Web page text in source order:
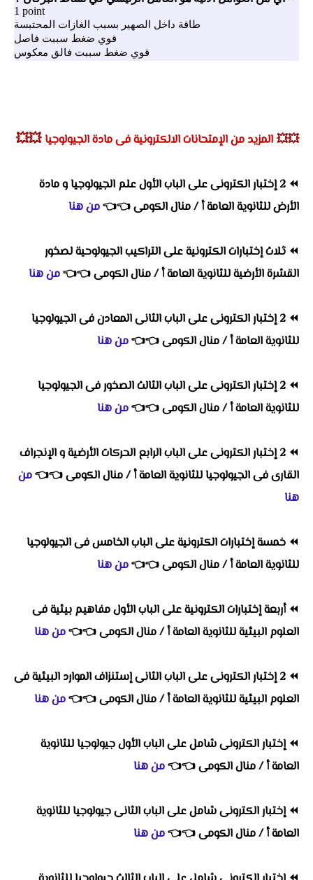
💥💥 المزيد من الإمتحانات الالكترونية فى مادة الجيولوجيا 💥💥
⏪
2 إختبار الكترونى على الباب الأول علم الجيولوجيا و مادة
الأرض للثانوية العامة أ / منال الكومى👈
👈من هنا
⏪ ثلاث إختبارات الكترونية على التراكيب الجيولوحية لصخور
القشرة الأرضية للثانوية العامة أ / منال الكومى👈
👈من هنا
⏪
2 إختبار الكترونى على الباب الثانى المعادن فى الجيولوجيا
للثانوية العامة أ / منال الكومى👈
👈من هنا
⏪
2 إختبار الكترونى على الباب الثالث الصخور فى الجيولوجيا
للثانوية العامة أ / منال الكومى👈
👈من هنا
⏪
2 إختبار الكترونى على الباب الرابع الحركات الأرضية و الإنجراف
القارى فى الجيولوجيا للثانوية العامة أ / منال الكومى👈
👈من
هنا
⏪ خمسة إختبارات الكترونية على الباب الخامس فى الجيولوجيا
للثانوية العامة أ / منال الكومى👈
👈من هنا
⏪أربعة إختبارات الكترونية على الباب الأول مفاهيم بيئية فى
العلوم البيئية للثانوية العامة أ / منال الكومى👈
👈من هنا
⏪
2 إختبار الكترونى على الباب الثانى إستنزاف الموارد البيئية فى
العلوم البيئية للثانوية العامة أ / منال الكومى👈
👈من هنا
⏪إختبار الكترونى شامل على الباب الأول جيولوجيا للثانوية
العامة أ / منال الكومى👈
👈من هنا
⏪إختبار الكترونى شامل على الباب الثانى جيولوجيا للثانوية
العامة أ / منال الكومى👈
👈من هنا